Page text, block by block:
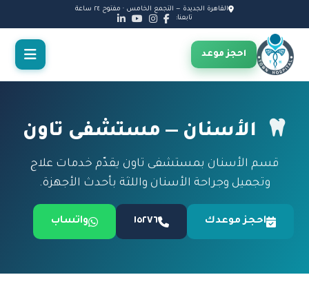
القاهرة الجديدة — التجمع الخامس · مفتوح ٢٤ ساعة
تابعنا:
احجز موعد
الأسنان — مستشفى تاون
قسم الأسنان بمستشفى تاون يقدّم خدمات علاج
وتجميل وجراحة الأسنان واللثة بأحدث الأجهزة.
احجز موعدك ١٥٢٧٦ واتساب